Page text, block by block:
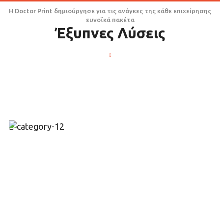
Η Doctor Print δημιούργησε για τις ανάγκες της κάθε επιχείρησης
ευνοϊκά πακέτα
Έξυπνες Λύσεις